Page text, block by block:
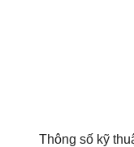
Thông số kỹ